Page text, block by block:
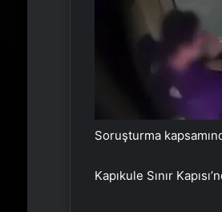
Soruşturma
Kapıkule Sınır